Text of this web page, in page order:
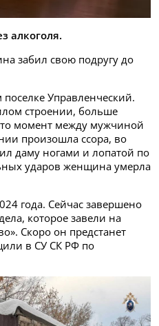
алкоголя.
забил свою подругу до
Управленческий.
строении, больше
момент между мужчиной
произошла ссора, во
даму ногами и лопатой по
ударов женщина умерла
года. Сейчас завершено
которое завели на
Скоро он предстанет
в СУ СК РФ по